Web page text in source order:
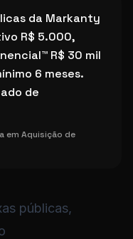
públicas, raro no
da Markanty
R$ 5.000,
R$ 30 mil
6 meses.
de
em Aquisição de
públicas,